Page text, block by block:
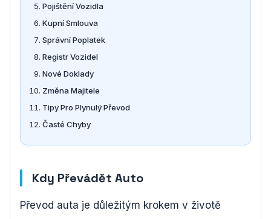
Pojištění Vozidla
Kupní Smlouva
Správní Poplatek
Registr Vozidel
Nové Doklady
Změna Majitele
Tipy Pro Plynulý Převod
Časté Chyby
Kdy Převádět Auto
Převod auta je důležitým krokem v životě